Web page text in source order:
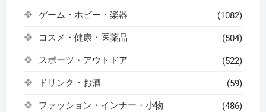
ゲーム・ホビー・楽器 (1082)
コスメ・健康・医薬品 (504)
スポーツ・アウトドア (522)
ドリンク・お酒 (59)
ファッション・インナー・小物 (486)